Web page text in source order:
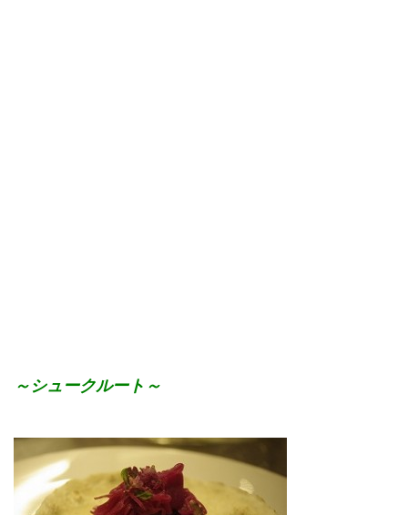
～シュークルート～